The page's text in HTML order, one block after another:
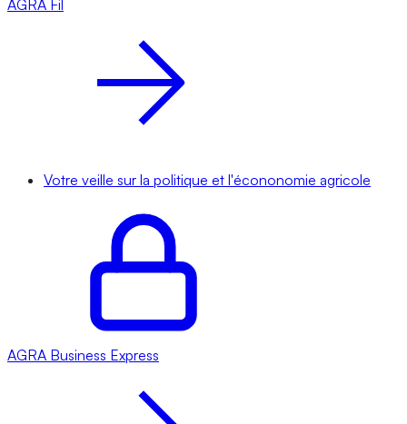
AGRA Fil
Votre veille sur la politique et l'écononomie agricole
AGRA Business Express